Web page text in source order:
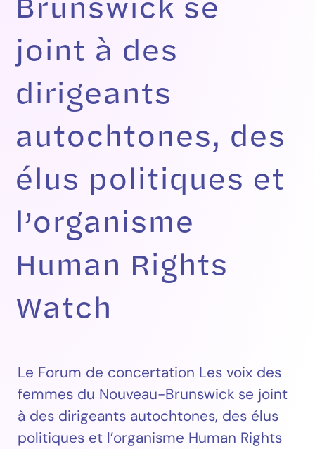
joint à des
dirigeants
autochtones, des
élus politiques et
l’organisme
Human Rights
Watch
Le Forum de concertation Les voix des
femmes du Nouveau-Brunswick se joint
à des dirigeants autochtones, des élus
politiques et l’organisme Human Rights